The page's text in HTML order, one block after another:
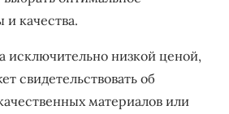
качества.
исключительно низкой ценой‚
свидетельствовать об
материалов или